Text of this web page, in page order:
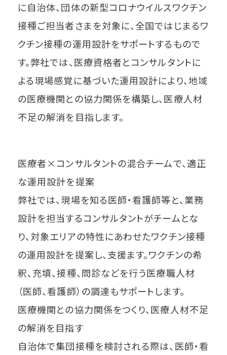
に自治体、団体の新型コロナウイルスワクチン
接種ご担当者さまを対象に、全国ではじまるワ
クチン接種の運用設計をサポートするもので
す。弊社では、医療資格者とコンサルタントに
よる現場感覚に基づいた運用設計により、地域
の医療機関との協力関係を構築し、医療人材
不足の解消を目指します。
医療者×コンサルタントの混合チームで、適正
な運用設計を提案
弊社では、現場を知る医師・看護師等と、業務
設計を担当するコンサルタントがチームとな
り、対象エリアの特性にあわせたワクチン接種
の運用設計を提案し、支援ます。ワクチンの希
釈、充填、接種、問診などを行う医療職人材
（医師、看護師）の調達もサポートします。
医療機関との協力関係をつくり、医療人材不足
の解消を目指す
自治体で集団接種を検討される際は、医師・看